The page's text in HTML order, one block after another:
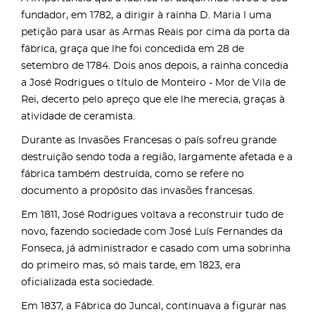
fundador, em 1782, a dirigir à rainha D. Maria I uma
petição para usar as Armas Reais por cima da porta da
fábrica, graça que lhe foi concedida em 28 de
setembro de 1784. Dois anos depois, a rainha concedia
a José Rodrigues o título de Monteiro - Mor de Vila de
Rei, decerto pelo apreço que ele lhe merecia, graças à
atividade de ceramista.
Durante as Invasões Francesas o país sofreu grande
destruição sendo toda a região, largamente afetada e a
fábrica também destruída, como se refere no
documento a propósito das invasões francesas.
Em 1811, José Rodrigues voltava a reconstruir tudo de
novo, fazendo sociedade com José Luís Fernandes da
Fonseca, já administrador e casado com uma sobrinha
do primeiro mas, só mais tarde, em 1823, era
oficializada esta sociedade.
Em 1837, a Fábrica do Juncal, continuava a figurar nas